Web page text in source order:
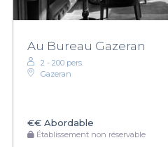
n’oublierez
Au Bureau Gazeran
2 - 200 pers.
Gazeran
€€ Abordable
Établissement non réservable